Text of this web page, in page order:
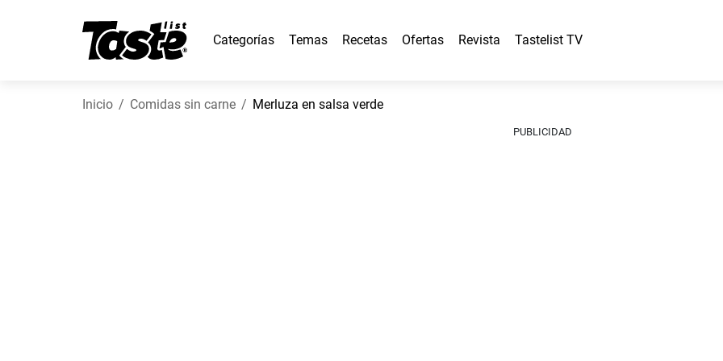
Categorías Temas Recetas Ofertas Revista Tastelist TV
Inicio Comidas sin carne Merluza en salsa verde
PUBLICIDAD